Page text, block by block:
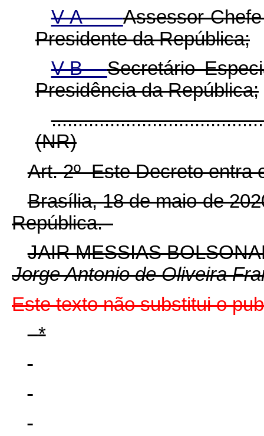
V-A -Assessor-
Presidente da República;
V-B -Secretário
Presidência da República;
(NR)
Art. 2º Este Decreto entra
Brasília, 18 de maio de
República.
JAIR MESSIAS
Jorge Antonio de Oliveira
Este texto não substitui o
*